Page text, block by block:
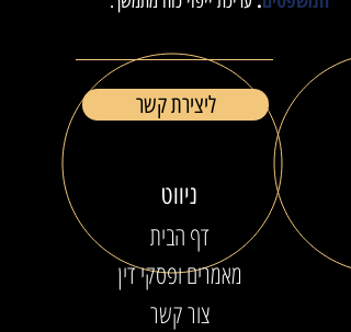
ליצירת קשר
ניווט
דף הבית
מאמרים ופסקי דין
צור קשר